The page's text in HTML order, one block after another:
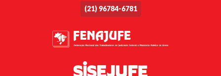
(21) 96784-6781